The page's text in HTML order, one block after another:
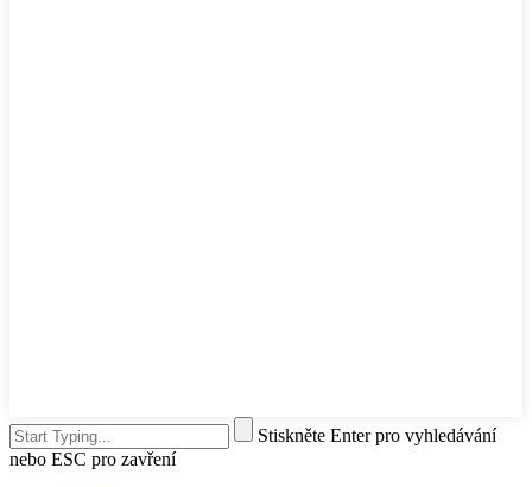
Stiskněte Enter pro vyhledávání
nebo ESC pro zavření